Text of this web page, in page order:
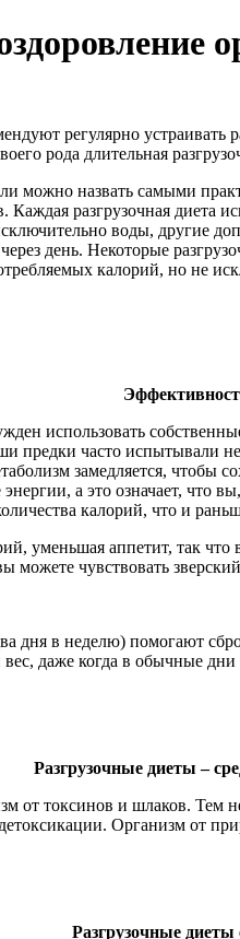
регулярно
рода длительная
можно назвать самыми
Каждая разгрузочная диета
воды, другие
день. Некоторые
калорий, но не
использовать
предки часто испытывали
замедляется,
а это означает, что
калорий, что и
уменьшая аппетит, так
можете чувствовать
дня в неделю) помогают
даже когда в обычные
Разгрузочные диеты –
от токсинов и шлаков. Тем
Организм от
Разгрузочные диеты